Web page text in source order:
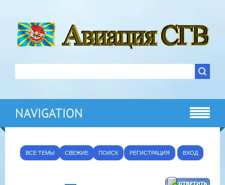
NAVIGATION
ВСЕ ТЕМЫ СВЕЖИЕ ПОИСК РЕГИСТРАЦИЯ ВХОД